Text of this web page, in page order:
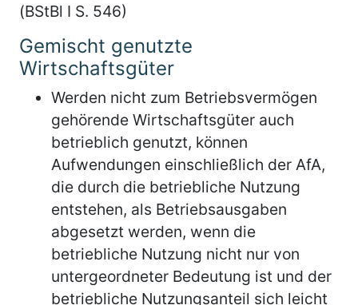
(BStBl I S. 546)
Gemischt genutzte
Wirtschaftsgüter
Werden nicht zum Betriebsvermögen
gehörende Wirtschaftsgüter auch
betrieblich genutzt, können
Aufwendungen einschließlich der AfA,
die durch die betriebliche Nutzung
entstehen, als Betriebsausgaben
abgesetzt werden, wenn die
betriebliche Nutzung nicht nur von
untergeordneter Bedeutung ist und der
betriebliche Nutzungsanteil sich leicht